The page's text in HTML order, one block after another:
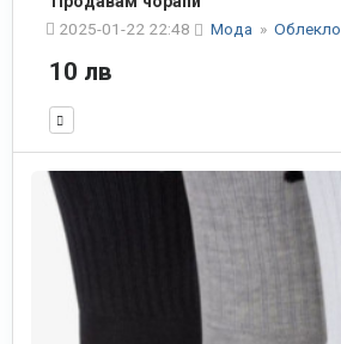
2025-01-22 22:48
Мода » Облекло
10 лв